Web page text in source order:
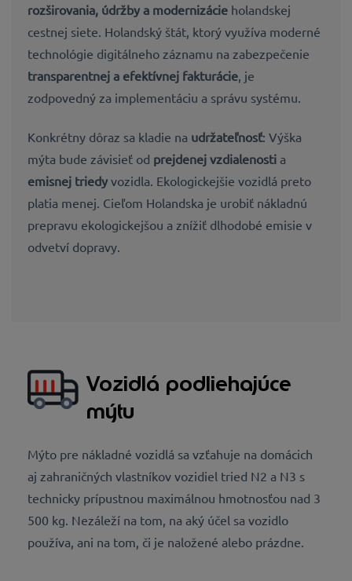
rozširovania, údržby a modernizácie holandskej
cestnej siete. Holandský štát, ktorý využíva moderné
technológie digitálneho záznamu na zabezpečenie
transparentnej a efektívnej fakturácie , je
zodpovedný za implementáciu a správu systému.
Konkrétny dôraz sa kladie na udržateľnosť: Výška
mýta bude závisieť od prejdenej vzdialenosti a
emisnej triedy vozidla. Ekologickejšie vozidlá preto
platia menej. Cieľom Holandska je urobiť nákladnú
prepravu ekologickejšou a znížiť dlhodobé emisie v
odvetví dopravy.
Vozidlá podliehajúce
mýtu
Mýto pre nákladné vozidlá sa vzťahuje na domácich
aj zahraničných vlastníkov vozidiel tried N2 a N3 s
technicky prípustnou maximálnou hmotnosťou nad 3
500 kg. Nezáleží na tom, na aký účel sa vozidlo
používa, ani na tom, či je naložené alebo prázdne.